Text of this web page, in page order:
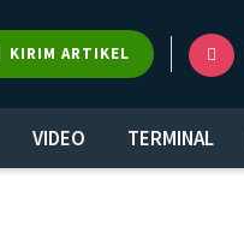
KIRIM ARTIKEL
VIDEO TERMINAL